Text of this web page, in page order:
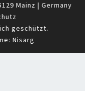
Mainz | Germany
geschützt.
Nisarg